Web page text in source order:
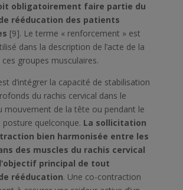
obligatoirement faire partie du
rééducation des patients
[9]. Le terme « renforcement » est
dans la description de l’acte de la
groupes musculaires.
d’intégrer la capacité de stabilisation
du rachis cervical dans le
mouvement de la tête ou pendant le
posture quelconque. La sollicitation
bien harmonisée entre les
des muscles du rachis cervical
principal de tout
rééducation. Une co-contraction